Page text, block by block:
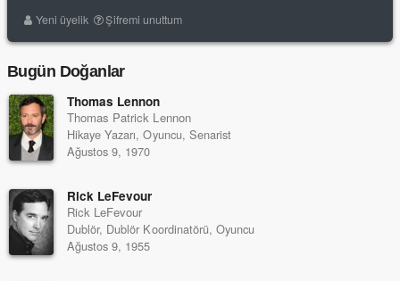
Yeni üyelik Şifremi unuttum
Bugün Doğanlar
Thomas Lennon
Thomas Patrick Lennon
Hikaye Yazarı, Oyuncu, Senarist
Ağustos 9, 1970
Rick LeFevour
Rick LeFevour
Dublör, Dublör Koordinatörü, Oyuncu
Ağustos 9, 1955